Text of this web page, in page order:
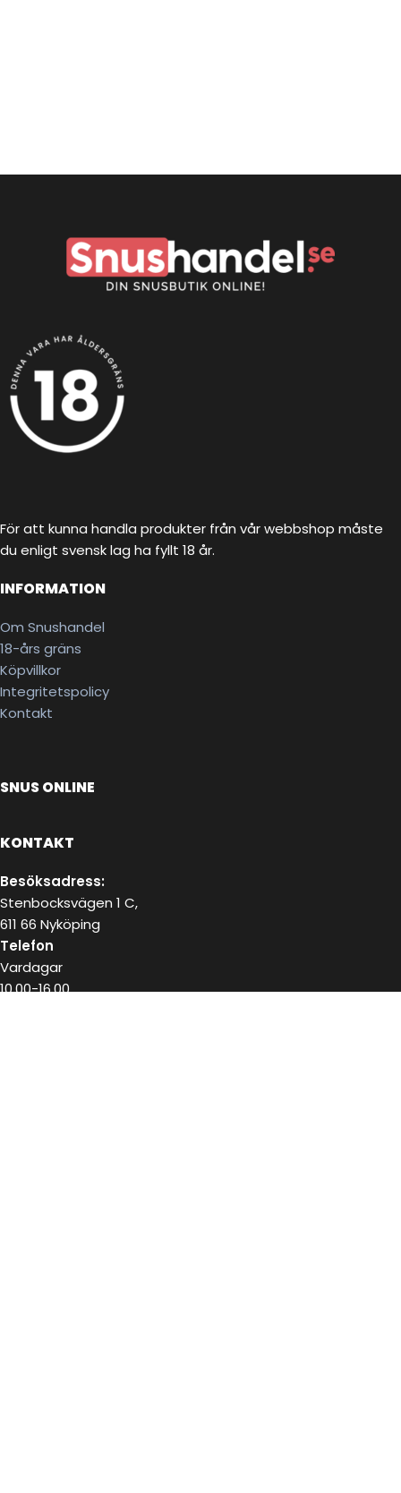
För att kunna handla produkter från vår webbshop måste
du enligt svensk lag ha fyllt 18 år.
INFORMATION
Om Snushandel
18-års gräns
Köpvillkor
Integritetspolicy
Kontakt
SNUS ONLINE
KONTAKT
Besöksadress:
Stenbocksvägen 1 C,
611 66 Nyköping
Telefon
Vardagar
10.00-16.00